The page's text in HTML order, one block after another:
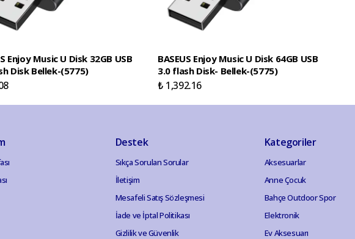
Enjoy Music U Disk 32GB USB
Disk Bellek-(5775)
BASEUS Enjoy Music U Disk 64GB USB
3.0 flash Disk- Bellek-(5775)
₺ 1,392.16
Destek
Sıkça Sorulan Sorular
İletişim
Mesafeli Satış Sözleşmesi
İade ve İptal Politikası
Gizlilik ve Güvenlik
Kategoriler
Aksesuarlar
Anne Çocuk
Bahçe Outdoor Spor
Elektronik
Ev Aksesuarı